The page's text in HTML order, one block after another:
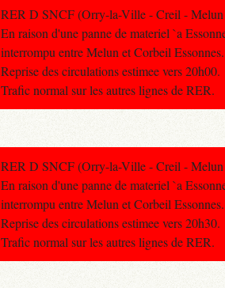
RER D SNCF (Orry-la-Ville - Creil - Melun
En raison d'une panne de materiel `a
interrompu entre Melun et Corbeil Essonnes.
Reprise des circulations estimee vers 20h00.
Trafic normal sur les autres lignes de RER.
RER D SNCF (Orry-la-Ville - Creil - Melun
En raison d'une panne de materiel `a
interrompu entre Melun et Corbeil Essonnes.
Reprise des circulations estimee vers 20h30.
Trafic normal sur les autres lignes de RER.